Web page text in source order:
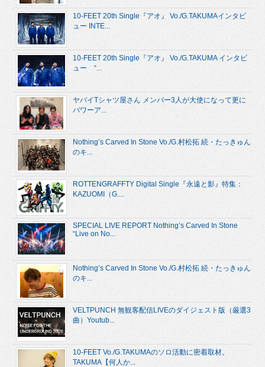
10-FEET 20th Single『アオ』 Vo./G.TAKUMAインタビ
ュー INTE...
10-FEET 20th Single『アオ』 Vo./G.TAKUMA インタビ
ュー “...
ヤバイTシャツ屋さん メンバー3人が大使になって更に
パワーア...
Nothing’s Carved In Stone Vo./G.村松拓 続・たっきゅん
のキ...
ROTTENGRAFFTY Digital Single『永遠と影』特集：
KAZUOMI（G....
SPECIAL LIVE REPORT Nothing’s Carved In Stone
“Live on No...
Nothing’s Carved In Stone Vo./G.村松拓 続・たっきゅん
のキ...
VELTPUNCH 無観客配信LIVEのダイジェスト版（厳選3
曲）Youtub...
10-FEET Vo./G.TAKUMAのソロ活動に密着取材。
TAKUMA【何人か...